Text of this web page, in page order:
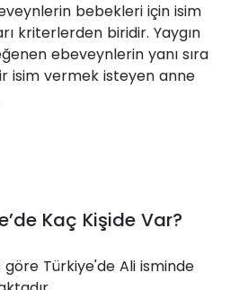
bebekleri için isim
kriterlerden biridir. Yaygın
ebeveynlerin yanı sıra
isim vermek isteyen anne
Kaç Kişide Var?
Türkiye'de Ali isminde